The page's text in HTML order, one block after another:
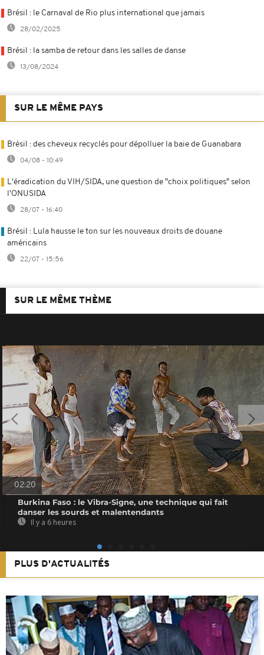
Brésil : le Carnaval de Rio plus international que jamais
28/02/2025
Brésil : la samba de retour dans les salles de danse
13/08/2024
SUR LE MÊME PAYS
Brésil : des cheveux recyclés pour dépolluer la baie de Guanabara
04/08 - 10:49
L'éradication du VIH/SIDA, une question de "choix politiques" selon
l'ONUSIDA
28/07 - 16:40
Brésil : Lula hausse le ton sur les nouveaux droits de douane
américains
22/07 - 15:56
SUR LE MÊME THÈME
02:20
Burkina Faso : le Vibra-Signe, une technique qui fait
danser les sourds et malentendants
Il y a 6 heures
PLUS D'ACTUALITÉS